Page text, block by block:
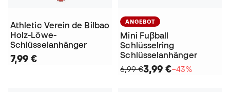
Athletic Verein de Bilbao
Holz-Löwe-
Schlüsselanhänger
7,99 €
ANGEBOT
Mini Fuβball
Schlüsselring
Schlüsselanhänger
6,99 €3,99 €−43%